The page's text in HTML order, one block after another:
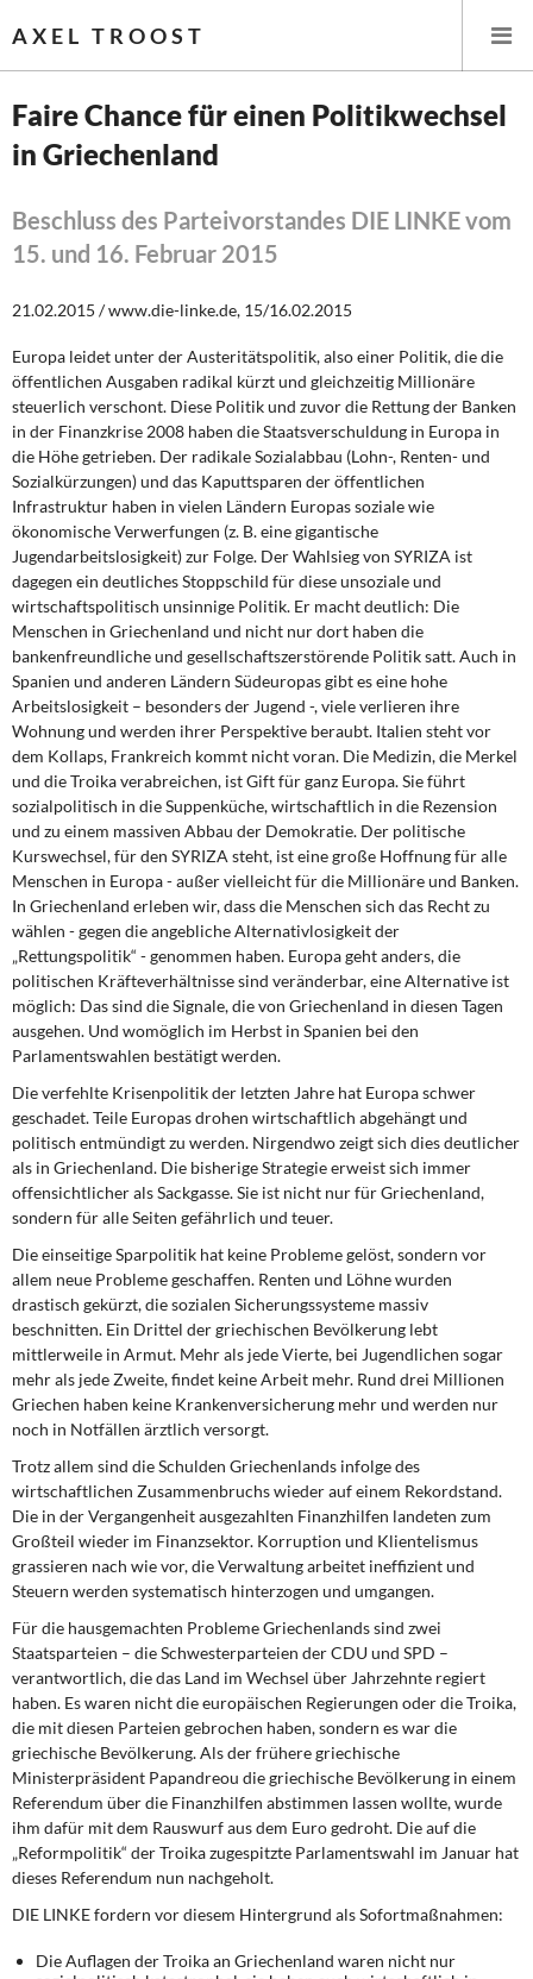
AXEL TROOST
Startseite
Themen
Steuer- und Finanzpolitik
Öffentliche Infrastruktur und Daseinsvorsorge
Eurokrise und Griechenland
DIE LINKE
Weitere Themen
Memo-Gruppe
Institut Solidarische Moderne
Rosa-Luxemburg-Stiftung
Über mich
Kontakt
Faire Chance für einen Politikwechsel
in Griechenland
Beschluss des Parteivorstandes DIE LINKE vom
15. und 16. Februar 2015
21.02.2015 / www.die-linke.de, 15/16.02.2015
Europa leidet unter der Austeritätspolitik, also einer Politik, die die
öffentlichen Ausgaben radikal kürzt und gleichzeitig Millionäre
steuerlich verschont. Diese Politik und zuvor die Rettung der Banken
in der Finanzkrise 2008 haben die Staatsverschuldung in Europa in
die Höhe getrieben. Der radikale Sozialabbau (Lohn-, Renten- und
Sozialkürzungen) und das Kaputtsparen der öffentlichen
Infrastruktur haben in vielen Ländern Europas soziale wie
ökonomische Verwerfungen (z. B. eine gigantische
Jugendarbeitslosigkeit) zur Folge. Der Wahlsieg von SYRIZA ist
dagegen ein deutliches Stoppschild für diese unsoziale und
wirtschaftspolitisch unsinnige Politik. Er macht deutlich: Die
Menschen in Griechenland und nicht nur dort haben die
bankenfreundliche und gesellschaftszerstörende Politik satt. Auch in
Spanien und anderen Ländern Südeuropas gibt es eine hohe
Arbeitslosigkeit – besonders der Jugend -, viele verlieren ihre
Wohnung und werden ihrer Perspektive beraubt. Italien steht vor
dem Kollaps, Frankreich kommt nicht voran. Die Medizin, die Merkel
und die Troika verabreichen, ist Gift für ganz Europa. Sie führt
sozialpolitisch in die Suppenküche, wirtschaftlich in die Rezension
und zu einem massiven Abbau der Demokratie. Der politische
Kurswechsel, für den SYRIZA steht, ist eine große Hoffnung für alle
Menschen in Europa - außer vielleicht für die Millionäre und Banken.
In Griechenland erleben wir, dass die Menschen sich das Recht zu
wählen - gegen die angebliche Alternativlosigkeit der
„Rettungspolitik“ - genommen haben. Europa geht anders, die
politischen Kräfteverhältnisse sind veränderbar, eine Alternative ist
möglich: Das sind die Signale, die von Griechenland in diesen Tagen
ausgehen. Und womöglich im Herbst in Spanien bei den
Parlamentswahlen bestätigt werden.
Die verfehlte Krisenpolitik der letzten Jahre hat Europa schwer
geschadet. Teile Europas drohen wirtschaftlich abgehängt und
politisch entmündigt zu werden. Nirgendwo zeigt sich dies deutlicher
als in Griechenland. Die bisherige Strategie erweist sich immer
offensichtlicher als Sackgasse. Sie ist nicht nur für Griechenland,
sondern für alle Seiten gefährlich und teuer.
Die einseitige Sparpolitik hat keine Probleme gelöst, sondern vor
allem neue Probleme geschaffen. Renten und Löhne wurden
drastisch gekürzt, die sozialen Sicherungssysteme massiv
beschnitten. Ein Drittel der griechischen Bevölkerung lebt
mittlerweile in Armut. Mehr als jede Vierte, bei Jugendlichen sogar
mehr als jede Zweite, findet keine Arbeit mehr. Rund drei Millionen
Griechen haben keine Krankenversicherung mehr und werden nur
noch in Notfällen ärztlich versorgt.
Trotz allem sind die Schulden Griechenlands infolge des
wirtschaftlichen Zusammenbruchs wieder auf einem Rekordstand.
Die in der Vergangenheit ausgezahlten Finanzhilfen landeten zum
Großteil wieder im Finanzsektor. Korruption und Klientelismus
grassieren nach wie vor, die Verwaltung arbeitet ineffizient und
Steuern werden systematisch hinterzogen und umgangen.
Für die hausgemachten Probleme Griechenlands sind zwei
Staatsparteien – die Schwesterparteien der CDU und SPD –
verantwortlich, die das Land im Wechsel über Jahrzehnte regiert
haben. Es waren nicht die europäischen Regierungen oder die Troika,
die mit diesen Parteien gebrochen haben, sondern es war die
griechische Bevölkerung. Als der frühere griechische
Ministerpräsident Papandreou die griechische Bevölkerung in einem
Referendum über die Finanzhilfen abstimmen lassen wollte, wurde
ihm dafür mit dem Rauswurf aus dem Euro gedroht. Die auf die
„Reformpolitik“ der Troika zugespitzte Parlamentswahl im Januar hat
dieses Referendum nun nachgeholt.
DIE LINKE fordern vor diesem Hintergrund als Sofortmaßnahmen:
Die Auflagen der Troika an Griechenland waren nicht nur